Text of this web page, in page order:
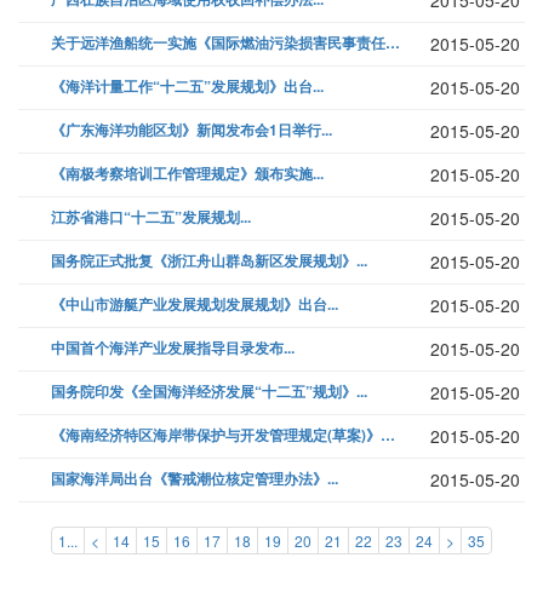
关于远洋渔船统一实施《国际燃油污染损害民事责任公约》的通知... 2015-05-20
《海洋计量工作“十二五”发展规划》出台... 2015-05-20
《广东海洋功能区划》新闻发布会1日举行... 2015-05-20
《南极考察培训工作管理规定》颁布实施... 2015-05-20
江苏省港口“十二五”发展规划... 2015-05-20
国务院正式批复《浙江舟山群岛新区发展规划》... 2015-05-20
《中山市游艇产业发展规划发展规划》出台... 2015-05-20
中国首个海洋产业发展指导目录发布... 2015-05-20
国务院印发《全国海洋经济发展“十二五”规划》... 2015-05-20
《海南经济特区海岸带保护与开发管理规定(草案)》出台... 2015-05-20
国家海洋局出台《警戒潮位核定管理办法》... 2015-05-20
1... < 14 15 16 17 18 19 20 21 22 23 24 > 35